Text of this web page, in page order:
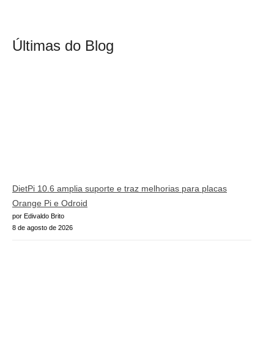
Últimas do Blog
DietPi 10.6 amplia suporte e traz melhorias para placas
Orange Pi e Odroid
por Edivaldo Brito
8 de agosto de 2026